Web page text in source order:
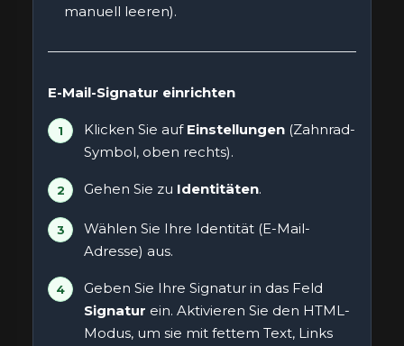
manuell leeren).
E-Mail-Signatur einrichten
Klicken Sie auf Einstellungen (Zahnrad-
Symbol, oben rechts).
Gehen Sie zu Identitäten.
Wählen Sie Ihre Identität (E-Mail-
Adresse) aus.
Geben Sie Ihre Signatur in das Feld
Signatur ein. Aktivieren Sie den HTML-
Modus, um sie mit fettem Text, Links